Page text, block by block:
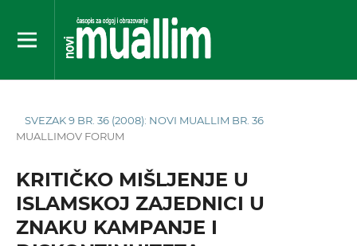
SVEZAK 9 BR. 36 (2008): NOVI MUALLIM BR. 36
MUALLIMOV FORUM
KRITIČKO MIŠLJENJE U
ISLAMSKOJ ZAJEDNICI U
ZNAKU KAMPANJE I